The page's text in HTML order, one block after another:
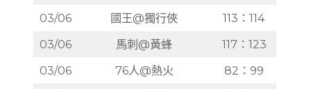
03/06
國王@獨行俠
113：114
03/06
馬刺@黃蜂
117：123
03/06
76人@熱火
82：99